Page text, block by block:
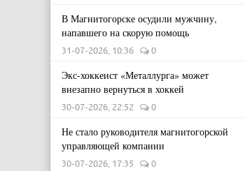
В Магнитогорске осудили мужчину,
напавшего на скорую помощь
31-07-2026, 10:36 0
Экс-хоккеист «Металлурга» может
внезапно вернуться в хоккей
30-07-2026, 22:52 0
Не стало руководителя магнитогорской
управляющей компании
30-07-2026, 17:35 0